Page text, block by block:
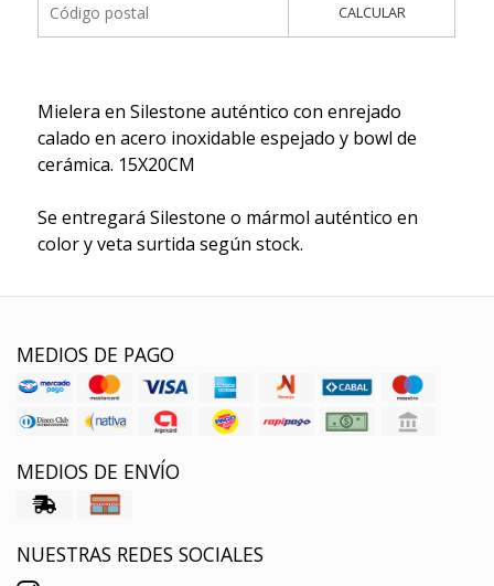
CALCULAR
Mielera en Silestone auténtico con enrejado
calado en acero inoxidable espejado y bowl de
cerámica. 15X20CM
Se entregará Silestone o mármol auténtico en
color y veta surtida según stock.
MEDIOS DE PAGO
MEDIOS DE ENVÍO
NUESTRAS REDES SOCIALES